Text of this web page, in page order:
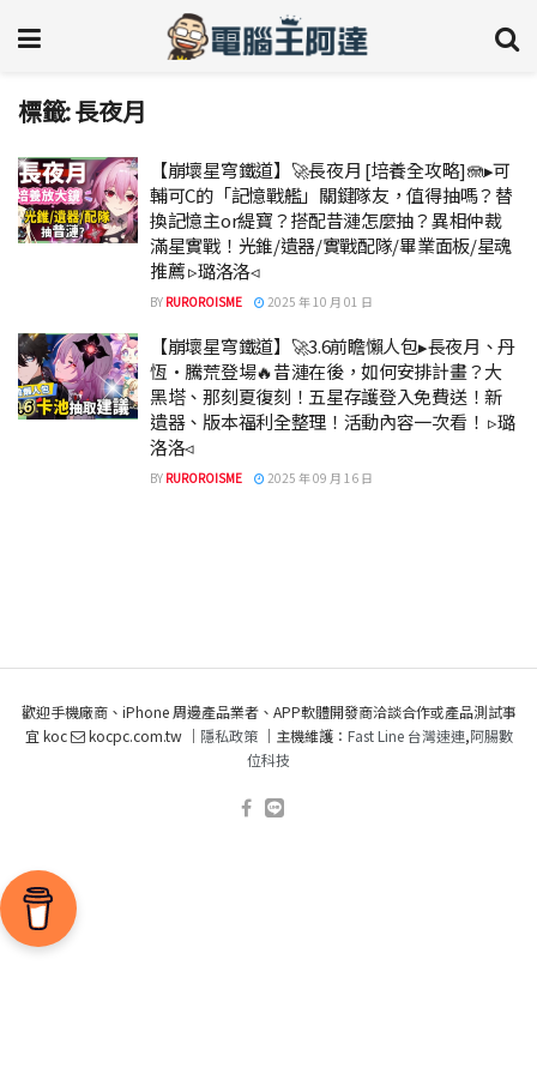
標籤:長夜月
【崩壞星穹鐵道】🚀長夜月 [培養全攻略]🪼▸可
輔可C的「記憶戰艦」關鍵隊友，值得抽嗎？替
換記憶主or緹寶？搭配昔漣怎麼抽？異相仲裁
滿星實戰！光錐/遺器/實戰配隊/畢業面板/星魂
推薦 ▹璐洛洛◃
BY RUROROISME 2025 年 10 月 01 日
【崩壞星穹鐵道】🚀3.6前瞻懶人包▸長夜月、丹
恆·騰荒登場🔥昔漣在後，如何安排計畫？大
黑塔、那刻夏復刻！五星存護登入免費送！新
遺器、版本福利全整理！活動內容一次看！ ▹璐
洛洛◃
BY RUROROISME 2025 年 09 月 16 日
歡迎手機廠商、iPhone 周邊產品業者、APP軟體開發商洽談合作或產品測試事
宜 koc
kocpc.com.tw ｜ 隱私政策｜主機維護： Fast Line 台灣速連,阿腸數
位科技